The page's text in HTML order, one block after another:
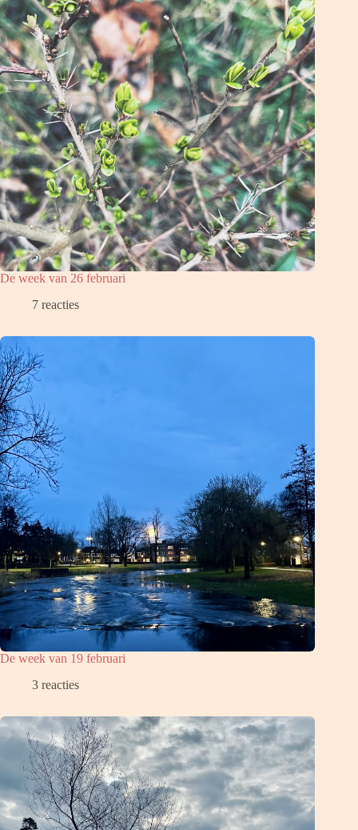
De week van 26 februari
7 reacties
De week van 19 februari
3 reacties